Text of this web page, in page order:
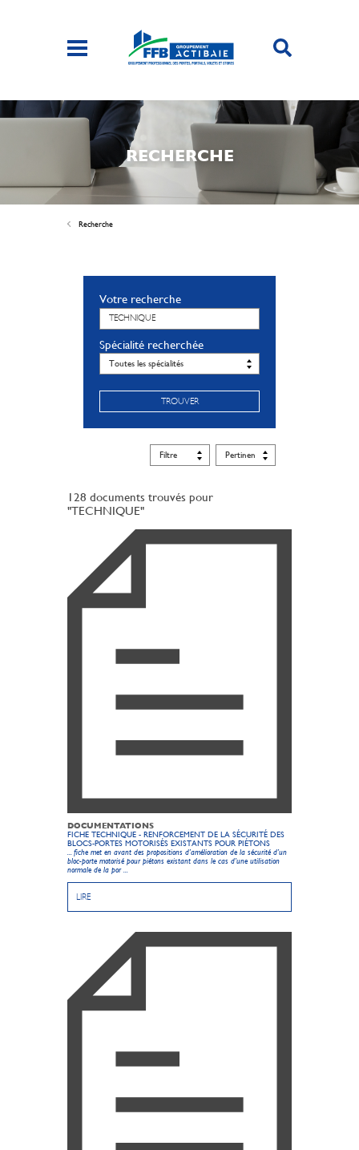
RECHERCHE
Recherche
Votre recherche
Spécialité recherchée
TROUVER
128 documents trouvés pour
"TECHNIQUE"
DOCUMENTATIONS
FICHE TECHNIQUE - RENFORCEMENT DE LA SÉCURITÉ DES
BLOCS-PORTES MOTORISÉS EXISTANTS POUR PIÉTONS
... fiche met en avant des propositions d’amélioration de la sécurité d’un
bloc-porte motorisé pour piétons existant dans le cas d’une utilisation
normale de la por ...
LIRE